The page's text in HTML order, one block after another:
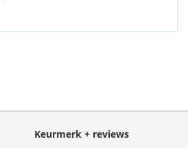
Keurmerk + reviews